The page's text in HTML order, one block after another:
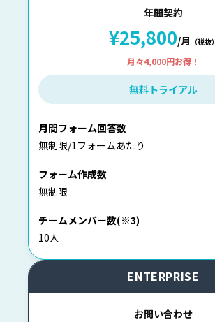
年間契約
¥25,800/月 （税抜）
月々4,000円お得！
無料トライアル
月間フォーム回答数
無制限/1フォームあたり
フォーム作成数
無制限
チームメンバー数(※3)
10人
ENTERPRISE
お問い合わせ